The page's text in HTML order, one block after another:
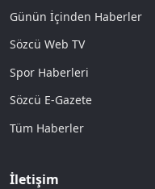
Günün İçinden Haberler
Sözcü Web TV
Spor Haberleri
Sözcü E-Gazete
Tüm Haberler
İletişim